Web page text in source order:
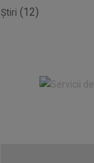
Știri (12)